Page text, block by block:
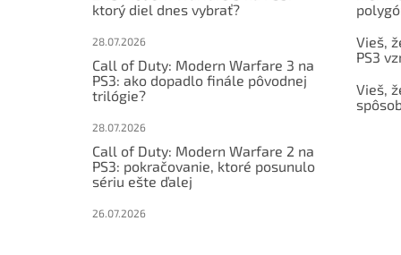
ktorý diel dnes vybrať?
28.07.2026
Call of Duty: Modern Warfare 3 na
PS3: ako dopadlo finále pôvodnej
trilógie?
28.07.2026
Call of Duty: Modern Warfare 2 na
PS3: pokračovanie, ktoré posunulo
sériu ešte ďalej
26.07.2026
Vieš,
PS3
Vieš,